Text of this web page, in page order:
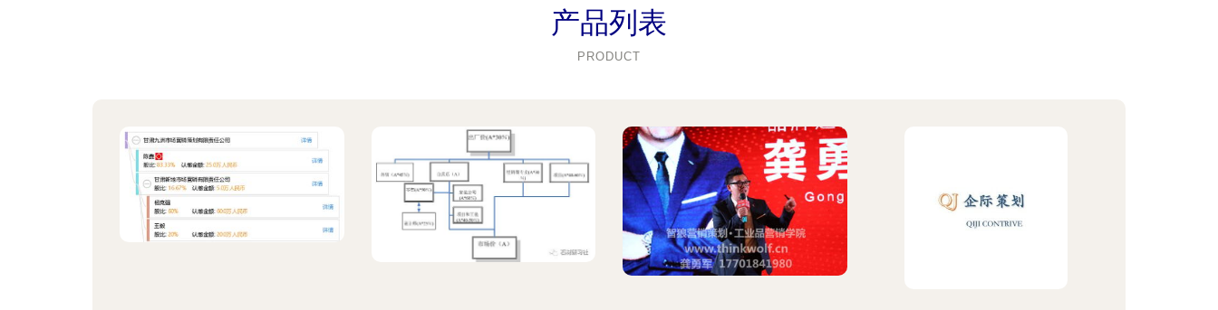
产品列表
PRODUCT